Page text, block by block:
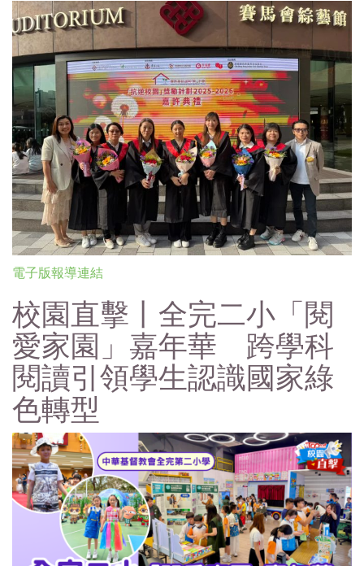
電子版報導連結
校園直擊丨全完二小「閱
愛家園」嘉年華 跨學科
閱讀引領學生認識國家綠
色轉型